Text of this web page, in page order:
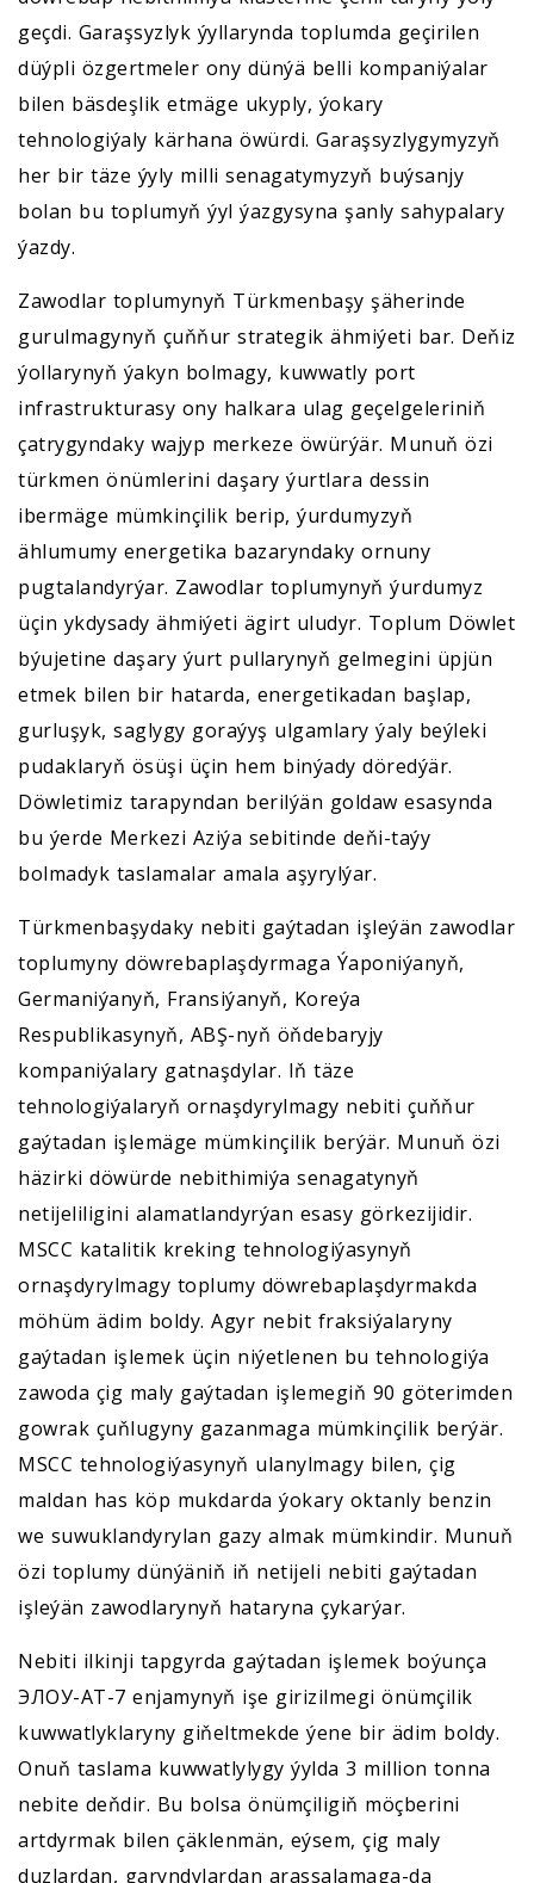
geçdi. Garaşsyzlyk ýyllarynda toplumda geçirilen
düýpli özgertmeler ony dünýä belli kompaniýalar
bilen bäsdeşlik etmäge ukyply, ýokary
tehnologiýaly kärhana öwürdi. Garaşsyzlygymyzyň
her bir täze ýyly milli senagatymyzyň buýsanjy
bolan bu toplumyň ýyl ýazgysyna şanly sahypalary
ýazdy.
Zawodlar toplumynyň Türkmenbaşy şäherinde
gurulmagynyň çuňňur strategik ähmiýeti bar. Deňiz
ýollarynyň ýakyn bolmagy, kuwwatly port
infrastrukturasy ony halkara ulag geçelgeleriniň
çatrygyndaky wajyp merkeze öwürýär. Munuň özi
türkmen önümlerini daşary ýurtlara dessin
ibermäge mümkinçilik berip, ýurdumyzyň
ählumumy energetika bazaryndaky ornuny
pugtalandyrýar. Zawodlar toplumynyň ýurdumyz
üçin ykdysady ähmiýeti ägirt uludyr. Toplum Döwlet
býujetine daşary ýurt pullarynyň gelmegini üpjün
etmek bilen bir hatarda, energetikadan başlap,
gurluşyk, saglygy goraýyş ulgamlary ýaly beýleki
pudaklaryň ösüşi üçin hem binýady döredýär.
Döwletimiz tarapyndan berilýän goldaw esasynda
bu ýerde Merkezi Aziýa sebitinde deňi-taýy
bolmadyk taslamalar amala aşyrylýar.
Türkmenbaşydaky nebiti gaýtadan işleýän zawodlar
toplumyny döwrebaplaşdyrmaga Ýaponiýanyň,
Germaniýanyň, Fransiýanyň, Koreýa
Respublikasynyň, ABŞ-nyň öňdebaryjy
kompaniýalary gatnaşdylar. Iň täze
tehnologiýalaryň ornaşdyrylmagy nebiti çuňňur
gaýtadan işlemäge mümkinçilik berýär. Munuň özi
häzirki döwürde nebithimiýa senagatynyň
netijeliligini alamatlandyrýan esasy görkezijidir.
MSCC katalitik kreking tehnologiýasynyň
ornaşdyrylmagy toplumy döwrebaplaşdyrmakda
möhüm ädim boldy. Agyr nebit fraksiýalaryny
gaýtadan işlemek üçin niýetlenen bu tehnologiýa
zawoda çig maly gaýtadan işlemegiň 90 göterimden
gowrak çuňlugyny gazanmaga mümkinçilik berýär.
MSCC tehnologiýasynyň ulanylmagy bilen, çig
maldan has köp mukdarda ýokary oktanly benzin
we suwuklandyrylan gazy almak mümkindir. Munuň
özi toplumy dünýäniň iň netijeli nebiti gaýtadan
işleýän zawodlarynyň hataryna çykarýar.
Nebiti ilkinji tapgyrda gaýtadan işlemek boýunça
ЭЛОУ-АТ-7 enjamynyň işe girizilmegi önümçilik
kuwwatlyklaryny giňeltmekde ýene bir ädim boldy.
Onuň taslama kuwwatlylygy ýylda 3 million tonna
nebite deňdir. Bu bolsa önümçiligiň möçberini
artdyrmak bilen çäklenmän, eýsem, çig maly
duzlardan, garyndylardan arassalamaga-da